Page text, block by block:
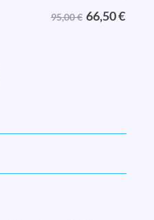
95,00 € 66,50€